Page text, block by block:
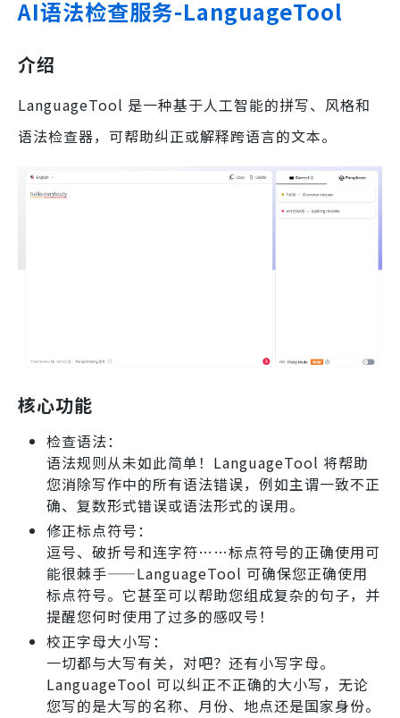
AI语法检查服务-LanguageTool
介绍
LanguageTool 是一种基于人工智能的拼写、风格和
语法检查器，可帮助纠正或解释跨语言的文本。
核心功能
检查语法：
语法规则从未如此简单！LanguageTool 将帮助
您消除写作中的所有语法错误，例如主谓一致不正
确、复数形式错误或语法形式的误用。
修正标点符号：
逗号、破折号和连字符……标点符号的正确使用可
能很棘手——LanguageTool 可确保您正确使用
标点符号。它甚至可以帮助您组成复杂的句子，并
提醒您何时使用了过多的感叹号！
校正字母大小写：
一切都与大写有关，对吧？还有小写字母。
LanguageTool 可以纠正不正确的大小写，无论
您写的是大写的名称、月份、地点还是国家身份。